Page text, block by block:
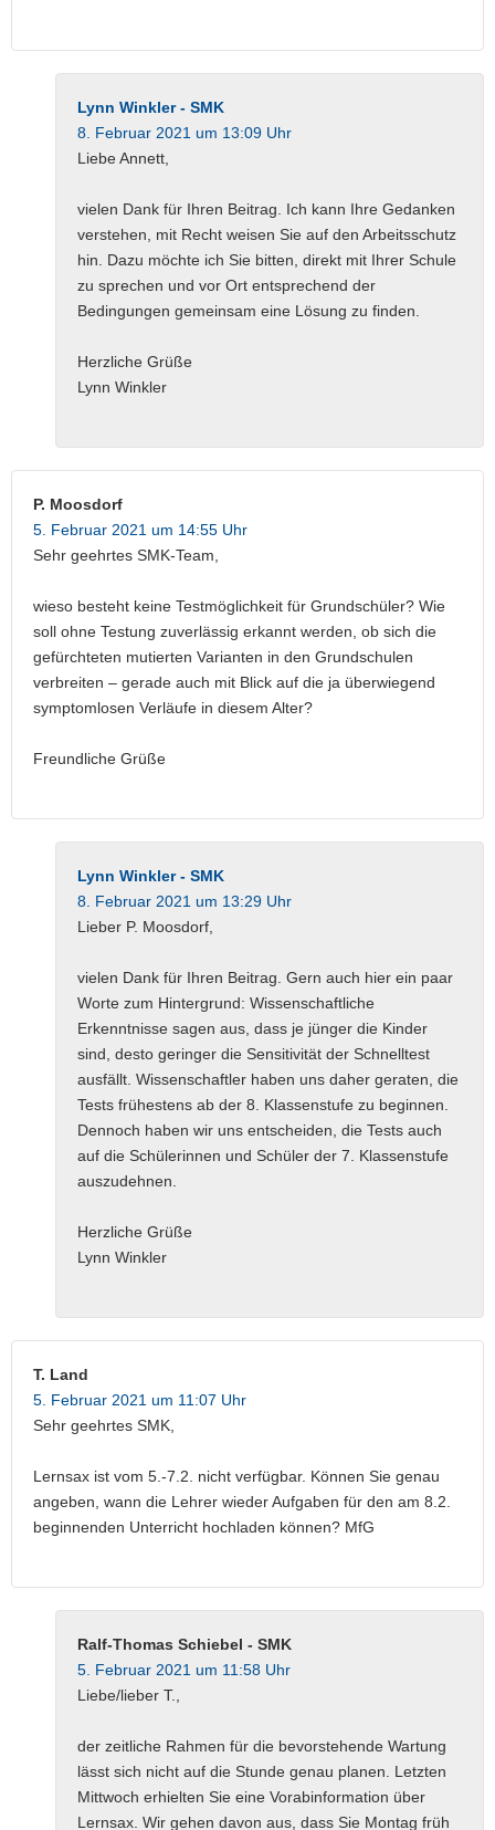
Lynn Winkler - SMK
8. Februar 2021 um 13:09 Uhr
Liebe Annett,
vielen Dank für Ihren Beitrag. Ich kann Ihre Gedanken
verstehen, mit Recht weisen Sie auf den Arbeitsschutz
hin. Dazu möchte ich Sie bitten, direkt mit Ihrer Schule
zu sprechen und vor Ort entsprechend der
Bedingungen gemeinsam eine Lösung zu finden.
Herzliche Grüße
Lynn Winkler
P. Moosdorf
5. Februar 2021 um 14:55 Uhr
Sehr geehrtes SMK-Team,
wieso besteht keine Testmöglichkeit für Grundschüler? Wie
soll ohne Testung zuverlässig erkannt werden, ob sich die
gefürchteten mutierten Varianten in den Grundschulen
verbreiten – gerade auch mit Blick auf die ja überwiegend
symptomlosen Verläufe in diesem Alter?
Freundliche Grüße
Lynn Winkler - SMK
8. Februar 2021 um 13:29 Uhr
Lieber P. Moosdorf,
vielen Dank für Ihren Beitrag. Gern auch hier ein paar
Worte zum Hintergrund: Wissenschaftliche
Erkenntnisse sagen aus, dass je jünger die Kinder
sind, desto geringer die Sensitivität der Schnelltest
ausfällt. Wissenschaftler haben uns daher geraten, die
Tests frühestens ab der 8. Klassenstufe zu beginnen.
Dennoch haben wir uns entscheiden, die Tests auch
auf die Schülerinnen und Schüler der 7. Klassenstufe
auszudehnen.
Herzliche Grüße
Lynn Winkler
T. Land
5. Februar 2021 um 11:07 Uhr
Sehr geehrtes SMK,
Lernsax ist vom 5.-7.2. nicht verfügbar. Können Sie genau
angeben, wann die Lehrer wieder Aufgaben für den am 8.2.
beginnenden Unterricht hochladen können? MfG
Ralf-Thomas Schiebel - SMK
5. Februar 2021 um 11:58 Uhr
Liebe/lieber T.,
der zeitliche Rahmen für die bevorstehende Wartung
lässt sich nicht auf die Stunde genau planen. Letzten
Mittwoch erhielten Sie eine Vorabinformation über
Lernsax. Wir gehen davon aus, dass Sie Montag früh